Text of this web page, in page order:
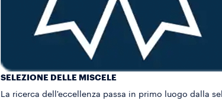
SELEZIONE DELLE MISCELE
La ricerca dell'eccellenza passa in primo luogo dalla